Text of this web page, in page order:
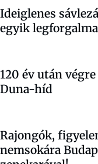
Ideiglenes
egyik
120 év után
Duna-híd
Rajongók,
nemsokára